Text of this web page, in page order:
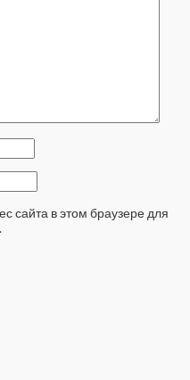
сайта в этом браузере для